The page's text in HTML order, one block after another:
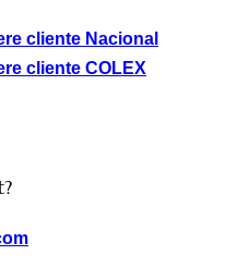
cliente Nacional
cliente COLEX